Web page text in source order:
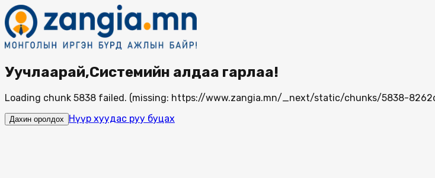
Уучлаарай,Системийн алдаа гарлаа!
Loading chunk 5838 failed. (missing: https://www.zangia.mn/_next/static/chunks/5838-
Дахин оролдох Нүүр хуудас руу буцах